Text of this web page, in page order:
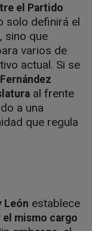
el Partido
solo definirá el
sino que
varios de
actual. Si se
al frente
a una
que regula
León establece
el mismo cargo